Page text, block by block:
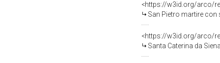
<https://w3id.org/arco/
San Pietro martire con
<https://w3id.org/arco/
Santa Caterina da